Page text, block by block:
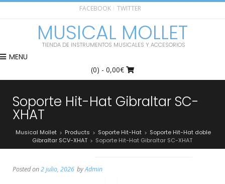
FACEBOOK TWITTER
MUSICAL MOLLET
TIENDA DE INSTRUMENTOS MUSICALES Y ACCESORIOS
MENU
(0) - 0,00€
Soporte Hit-Hat Gibraltar SC-
XHAT
Musical Mollet > Products > Soporte Hit-Hat > Soporte Hit-Hat doble
Gibraltar SCV-XHAT > Soporte Hit-Hat Gibraltar SC-XHAT
Posted on2 julio, 2026 byAdmin